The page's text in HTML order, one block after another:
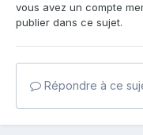
vous avez un compte
publier dans ce sujet.
Répondre à ce